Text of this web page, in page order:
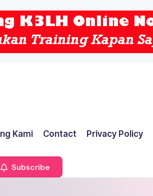
Kami Contact Privacy Policy
Subscribe